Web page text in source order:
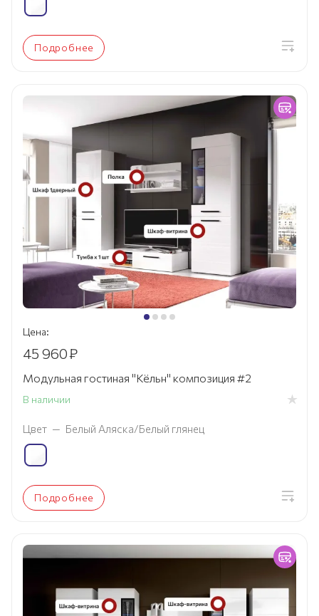
Подробнее
Цена:
45 960₽
Модульная гостиная "Кёльн" композиция #2
В наличии
Цвет — Белый Аляска/Белый глянец
Подробнее